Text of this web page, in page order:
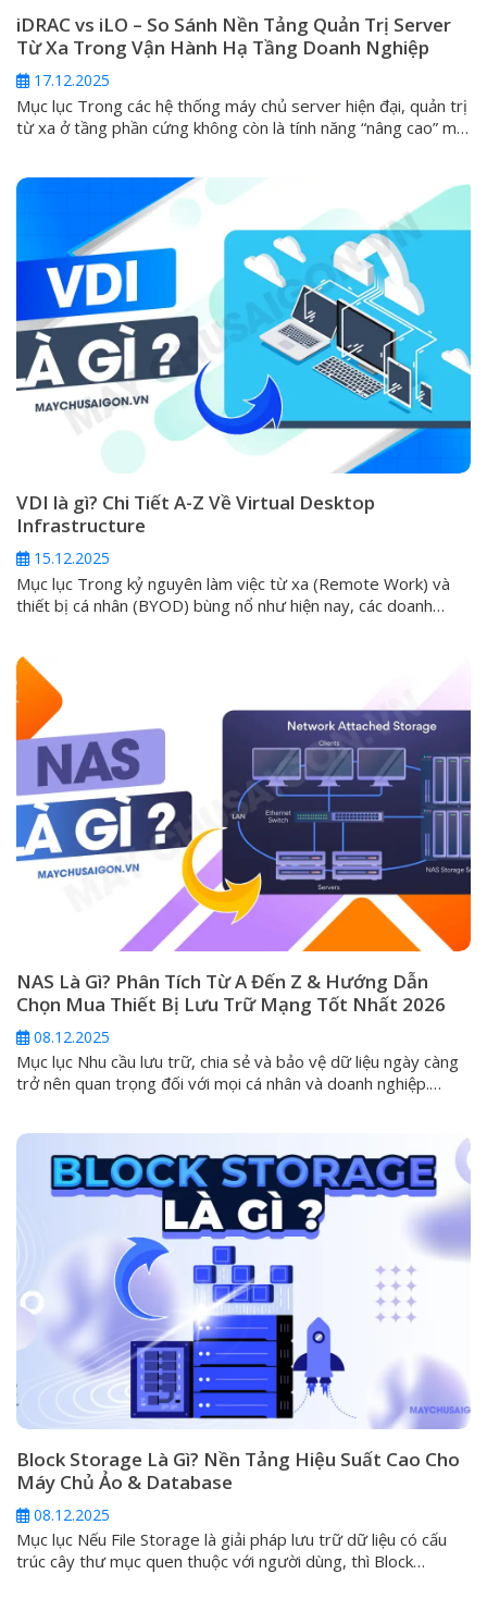
iDRAC vs iLO – So Sánh Nền Tảng Quản Trị Server
Từ Xa Trong Vận Hành Hạ Tầng Doanh Nghiệp
17.12.2025
Mục lục Trong các hệ thống máy chủ server hiện đại, quản trị
từ xa ở tầng phần cứng không còn là tính năng “nâng cao” mà
cần can thiệp...
VDI là gì? Chi Tiết A-Z Về Virtual Desktop
Infrastructure
15.12.2025
Mục lục Trong kỷ nguyên làm việc từ xa (Remote Work) và
thiết bị cá nhân (BYOD) bùng nổ như hiện nay, các doanh
suất cao cho mọi nhân...
NAS Là Gì? Phân Tích Từ A Đến Z & Hướng Dẫn
Chọn Mua Thiết Bị Lưu Trữ Mạng Tốt Nhất 2026
08.12.2025
Mục lục Nhu cầu lưu trữ, chia sẻ và bảo vệ dữ liệu ngày càng
trở nên quan trọng đối với mọi cá nhân và doanh nghiệp.
khả...
Block Storage Là Gì? Nền Tảng Hiệu Suất Cao Cho
Máy Chủ Ảo & Database
08.12.2025
Mục lục Nếu File Storage là giải pháp lưu trữ dữ liệu có cấu
trúc cây thư mục quen thuộc với người dùng, thì Block